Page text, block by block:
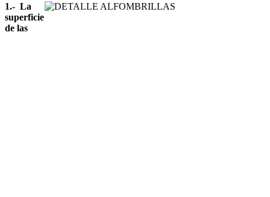
1.- La
superficie
de las